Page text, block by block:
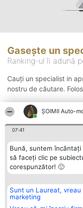
ȘOIMII Auto-
07:41
Bună, suntem încântați
să faceți clic pe
corespunzător! 🙂
Sunt un Laureat,
marketing
Gasește un
Ranking-ul îi adună
Cauți un specialist in
nostru de căutare.
Organizator Ranking
BRIGHT SOLUTIONS BR SRL
Aleea Timisul De Sus 2 Bl. A30